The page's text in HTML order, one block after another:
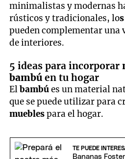
minimalistas y modernas
rústicos y tradicionales, lo
pueden complementar una
de interiores.
5 ideas para incorporar
bambúen tu hogar
Elbambúes un material
que se puede utilizar para
mueblespara el hogar.
TE PUEDE
Bananas